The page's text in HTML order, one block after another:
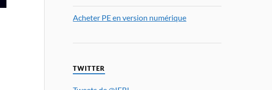
Acheter PE en version numérique
TWITTER